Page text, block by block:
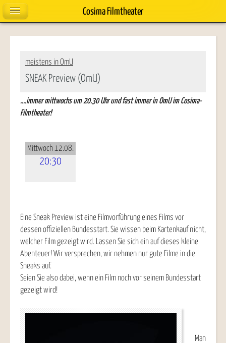
meistens in OmU
SNEAK Preview (OmU)
....immer mittwochs um 20.30 Uhr und fast immer in OmU im Cosima-
Filmtheater!
Mittwoch 12.08.
20:30
Eine Sneak Preview ist eine Filmvorführung eines Films vor
dessen offiziellen Bundesstart. Sie wissen beim Kartenkauf nicht,
welcher Film gezeigt wird. Lassen Sie sich ein auf dieses kleine
Abenteuer! Wir versprechen, wir nehmen nur gute Filme in die
Sneaks auf.
Seien Sie also dabei, wenn ein Film noch vor seinem Bundesstart
gezeigt wird!
Man
Cosima Filmtheater